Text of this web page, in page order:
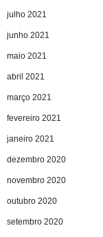
julho 2021
junho 2021
maio 2021
abril 2021
março 2021
fevereiro 2021
janeiro 2021
dezembro 2020
novembro 2020
outubro 2020
setembro 2020